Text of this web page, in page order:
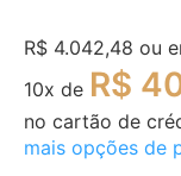
R$ 4.042,48 ou
10x de R$
no cartão de
mais opções de